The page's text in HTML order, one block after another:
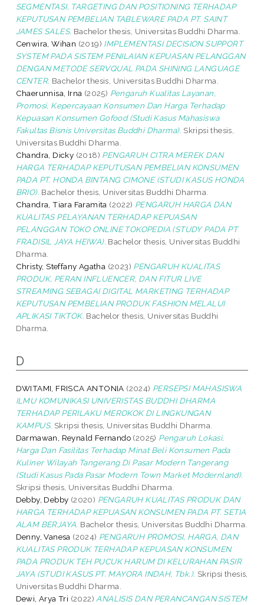
SEGMENTASI, TARGETING DAN POSITIONING TERHADAP
KEPUTUSAN PEMBELIAN TABLEWARE PADA PT. SAINT
JAMES SALES. Bachelor thesis, Universitas Buddhi Dharma.
Cenwira, Wihan (2019) IMPLEMENTASI DECISION SUPPORT
SYSTEM PADA SISTEM PENILAIAN KEPUASAN PELANGGAN
DENGAN METODE SERVQUAL PADA SHINING LANGUAGE
CENTER. Bachelor thesis, Universitas Buddhi Dharma.
Chaerunnisa, Irna (2025) Pengaruh Kualitas Layanan,
Promosi, Kepercayaan Konsumen Dan Harga Terhadap
Kepuasan Konsumen Gofood (Studi Kasus Mahasiswa
Fakultas Bisnis Universitas Buddhi Dharma). Skripsi thesis,
Universitas Buddhi Dharma.
Chandra, Dicky (2018) PENGARUH CITRA MEREK DAN
HARGA TERHADAP KEPUTUSAN PEMBELIAN KONSUMEN
PADA PT. HONDA BINTANG CIMONE (STUDI KASUS HONDA
BRIO). Bachelor thesis, Universitas Buddhi Dharma.
Chandra, Tiara Faramita (2022) PENGARUH HARGA DAN
KUALITAS PELAYANAN TERHADAP KEPUASAN
PELANGGAN TOKO ONLINE TOKOPEDIA (STUDY PADA PT
FRADISIL JAYA HEIWA). Bachelor thesis, Universitas Buddhi
Dharma.
Christy, Steffany Agatha (2023) PENGARUH KUALITAS
PRODUK, PERAN INFLUENCER, DAN FITUR LIVE
STREAMING SEBAGAI DIGITAL MARKETING TERHADAP
KEPUTUSAN PEMBELIAN PRODUK FASHION MELALUI
APLIKASI TIKTOK. Bachelor thesis, Universitas Buddhi
Dharma.
D
DWITAMI, FRISCA ANTONIA (2024) PERSEPSI MAHASISWA
ILMU KOMUNIKASI UNIVERISTAS BUDDHI DHARMA
TERHADAP PERILAKU MEROKOK DI LINGKUNGAN
KAMPUS. Skripsi thesis, Universitas Buddhi Dharma.
Darmawan, Reynald Fernando (2025) Pengaruh Lokasi,
Harga Dan Fasilitas Terhadap Minat Beli Konsumen Pada
Kuliner Wilayah Tangerang Di Pasar Modern Tangerang
(Studi Kasus Pada Pasar Modern Town Market Modernland).
Skripsi thesis, Universitas Buddhi Dharma.
Debby, Debby (2020) PENGARUH KUALITAS PRODUK DAN
HARGA TERHADAP KEPUASAN KONSUMEN PADA PT. SETIA
ALAM BERJAYA. Bachelor thesis, Universitas Buddhi Dharma.
Denny, Vanesa (2024) PENGARUH PROMOSI, HARGA, DAN
KUALITAS PRODUK TERHADAP KEPUASAN KONSUMEN
PADA PRODUK TEH PUCUK HARUM DI KELURAHAN PASIR
JAYA (STUDI KASUS PT. MAYORA INDAH, Tbk.). Skripsi thesis,
Universitas Buddhi Dharma.
Dewi, Arya Tri (2022) ANALISIS DAN PERANCANGAN SISTEM